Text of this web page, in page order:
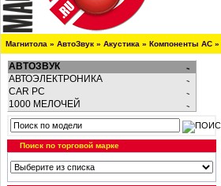
Магнитола » АвтоЗвук » Акустика » Компоненты АС »
АВТОЗВУК
АВТОЭЛЕКТРОНИКА
CAR PC
1000 МЕЛОЧЕЙ
Поиск по торговой марке